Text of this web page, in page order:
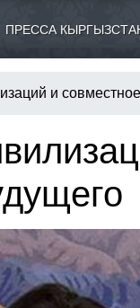
ПРЕССА
и